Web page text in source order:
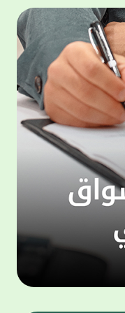
500,000 دينار، وجائزة شهرية بقيمة 100,000
للعملاء
التي تتم
تحت
البنك
حساب
حيث
مدة
مخصص